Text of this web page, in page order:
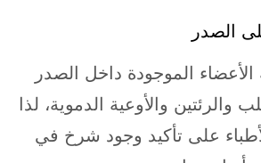
الصدر
الموجودة داخل الصدر
والرئتين والأوعية الدموية، لذا
على تأكيد وجود شرخ في